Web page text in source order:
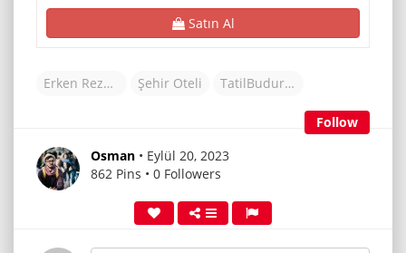
Satın Al
Erken Rezervasyon Otelleri Şehir Oteli TatilBudur Otel
Follow
Osman • Eylül 20, 2023
862 Pins • 0 Followers